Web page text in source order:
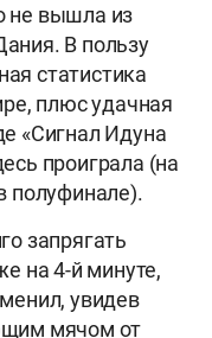
не вышла из
В пользу
статистика
плюс удачная
«Сигнал Идуна
проиграла (на
полуфинале).
запрягать
на 4-й минуте,
увидев
мячом от